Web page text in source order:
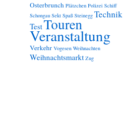
Osterbrunch Plätzchen Polizei Schiff
Schongau Sekt Spaß Steinegg Technik
TestTouren
Veranstaltung
Verkehr Vogesen Weihnachten
Weihnachtsmarkt Zug